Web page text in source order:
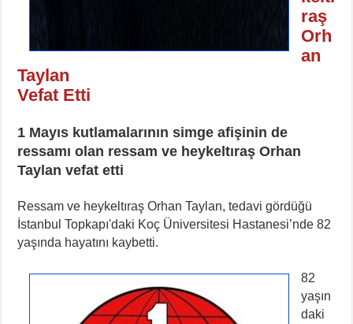
raş
Orh
an
Taylan
Vefat Etti
1 Mayıs kutlamalarının simge afişinin de
ressamı olan ressam ve heykeltıraş Orhan
Taylan vefat etti
Ressam ve heykeltıraş Orhan Taylan, tedavi gördüğü
İstanbul Topkapı'daki Koç Üniversitesi Hastanesi’nde 82
yaşında hayatını kaybetti.
82
yaşın
daki